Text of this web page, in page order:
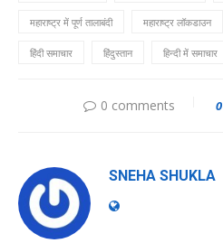
महाराष्ट्र में पूर्ण तालाबंदी महाराष्ट्र लॉकडाउन
हिंदी समाचार हिंदुस्तान हिन्दी में समाचार
0 comments 0
SNEHA SHUKLA